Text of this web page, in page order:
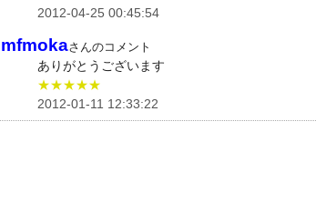
2012-04-25 00:45:54
mfmokaさんのコメント
ありがとうございます
★★★★★
2012-01-11 12:33:22